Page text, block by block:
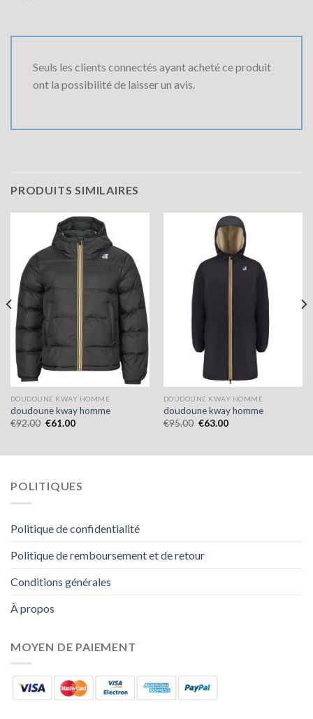
Seuls les clients connectés ayant acheté ce produit
ont la possibilité de laisser un avis.
PRODUITS SIMILAIRES
DOUDOUNE KWAY HOMME
doudoune kway homme
€92.00 €61.00
DOUDOUNE KWAY HOMME
doudoune kway homme
€95.00 €63.00
POLITIQUES
Politique de confidentialité
Politique de remboursement et de retour
Conditions générales
À propos
MOYEN DE PAIEMENT